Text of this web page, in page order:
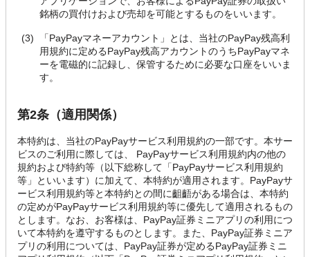
銘柄の買付けおよび売却を可能とするものをいいます。
「PayPayマネーアカウント」とは、当社のPayPay残高利
用規約に定めるPayPay残高アカウントのうちPayPayマネ
ーを電磁的に記録し、保管するために必要な口座をいいま
す。
第2条（適用関係）
本特約は、当社のPayPayサービス利用規約の一部です。本サー
ビスのご利用に際しては、 PayPayサービス利用規約内の他の
規約および特約等（以下総称して「PayPayサービス利用規約
等」といいます）に加えて、本特約が適用されます。PayPayサ
ービス利用規約等と本特約との間に齟齬がある場合は、本特約
の定めがPayPayサービス利用規約等に優先して適用されるもの
とします。なお、お客様は、PayPay証券ミニアプリの利用につ
いて本特約を遵守するものとします。また、PayPay証券ミニア
プリの利用については、PayPay証券が定めるPayPay証券ミニ